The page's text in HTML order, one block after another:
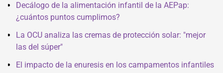
Decálogo de la alimentación infantil de la AEPap:
¿cuántos puntos cumplimos?
La OCU analiza las cremas de protección solar: "mejor
las del súper"
El impacto de la enuresis en los campamentos infantiles